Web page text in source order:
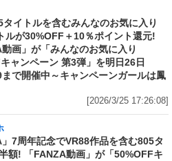
タイトルを含むみんなのお気に入り
ルが30%OFF＋10％ポイント還元!
動画」が「みんなのお気に入り
ャンペーン 第3弾」を明日26日
で開催中～キャンペーンガールは鳳
[2026/3/25 17:26:08]
」7周年記念でVR88作品を含む805タ
額! 「FANZA動画」が「50%OFFキ